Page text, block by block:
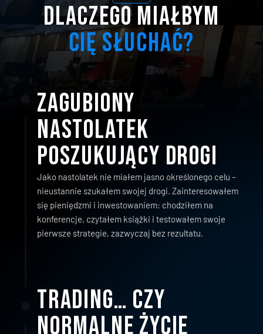
DLACZEGO MIAŁBYM
CIĘ SŁUCHAĆ?
Zagubiony
nastolatek
poszukujący drogi
Jako nastolatek nie miałem jasno określonego celu –
nieustannie szukałem swojej drogi. Zainteresowałem
się pieniędzmi i inwestowaniem: chodziłem na
konferencje, czytałem książki i testowałem swoje
pierwsze strategie, zazwyczaj bez rezultatu.
Trading… czy
normalne życie